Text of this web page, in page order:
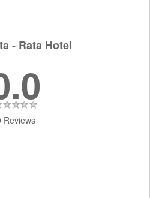
- Rata Hotel
Reviews